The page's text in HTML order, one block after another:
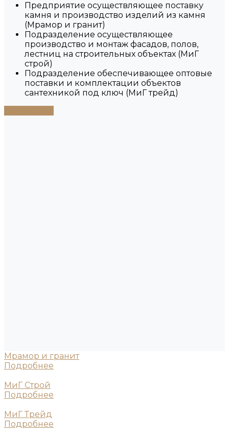
Предприятие осуществляющее поставку
камня и производство изделий из камня
(Мрамор и гранит)
Подразделение осуществляющее
производство и монтаж фасадов, полов,
лестниц на строительных объектах (МиГ
строй)
Подразделение обеспечивающее оптовые
поставки и комплектации объектов
сантехникой под ключ (МиГ трейд)
Мрамор и гранит
Подробнее
МиГ Строй
Подробнее
МиГ Трейд
Подробнее